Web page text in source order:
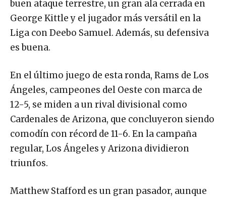
buen ataque terrestre, un gran ala cerrada en
George Kittle y el jugador más versátil en la
Liga con Deebo Samuel. Además, su defensiva
es buena.
En el último juego de esta ronda, Rams de Los
Ángeles, campeones del Oeste con marca de
12-5, se miden a un rival divisional como
Cardenales de Arizona, que concluyeron siendo
comodín con récord de 11-6. En la campaña
regular, Los Ángeles y Arizona dividieron
triunfos.
Matthew Stafford es un gran pasador, aunque